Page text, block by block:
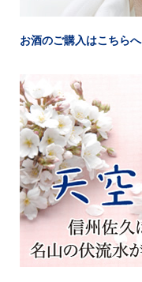
お酒のご購入はこちらへ